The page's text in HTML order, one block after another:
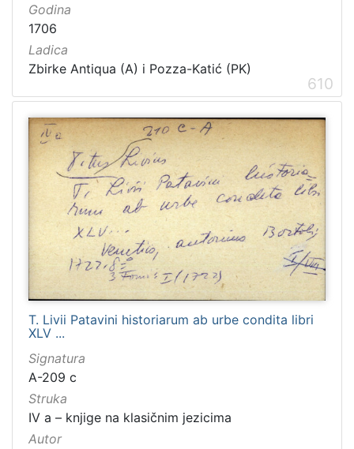
Godina
1706
Ladica
Zbirke Antiqua (A) i Pozza-Katić (PK)
610
T. Livii Patavini historiarum ab urbe condita libri
XLV ...
Signatura
A-209 c
Struka
IV a – knjige na klasičnim jezicima
Autor